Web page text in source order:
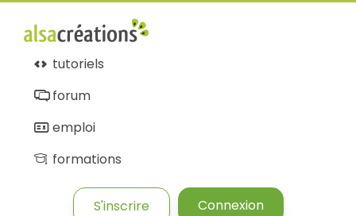
tutoriels
forum
emploi
formations
S'inscrire Connexion